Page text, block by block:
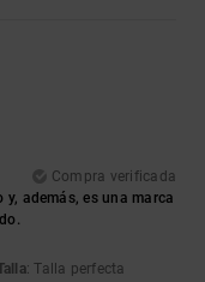
Compra verificada
además, es una marca
: Talla perfecta